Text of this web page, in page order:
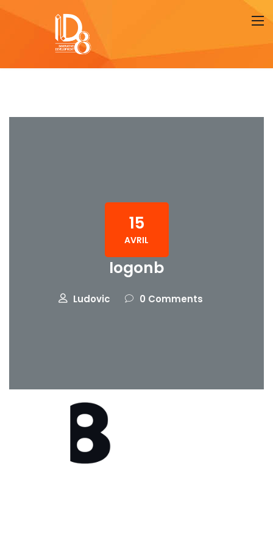
15
AVRIL
logonb
Ludovic 0 Comments